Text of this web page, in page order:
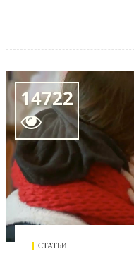
14722

СТАТЬИ